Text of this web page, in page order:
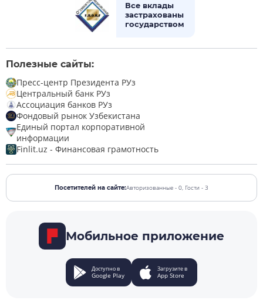
Все вклады
застрахованы
государством
Полезные сайты:
Пресс-центр Президента РУз
Центральный банк РУз
Ассоциация банков РУз
Фондовый рынок Узбекистана
Единый портал корпоративной
информации
Finlit.uz - Финансовая грамотность
Посетителей на сайте:Авторизованные - 0, Гости - 3
Мобильное приложение
Доступно в
Google Play
Загрузите в
App Store